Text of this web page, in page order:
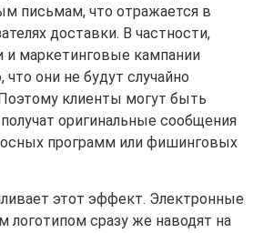
письмам, что отражается в
доставки. В частности,
и маркетинговые кампании
они не будут случайно
клиенты могут быть
оригинальные сообщения
программ или фишинговых
этот эффект. Электронные
логотипом сразу же наводят на